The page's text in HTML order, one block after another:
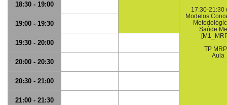
17:30-21:30
Modelos
Saúde
TP
Aula
18:30 - 19:00
19:00 - 19:30
19:30 - 20:00
20:00 - 20:30
20:30 - 21:00
21:00 - 21:30